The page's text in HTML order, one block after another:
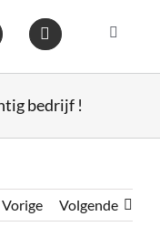
Toggle
bedrijf !
Vorige Volgende